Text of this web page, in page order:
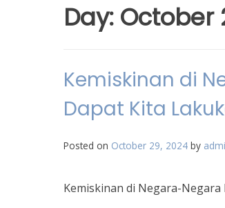
Day: October
Kemiskinan di
Dapat Kita
Posted on October 29, 2024 by
Kemiskinan di Negara-